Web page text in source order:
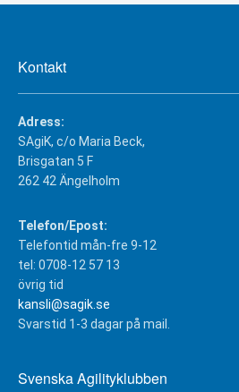
Kontakt
Adress:
SAgiK, c/o Maria Beck,
Brisgatan 5 F
262 42 Ängelholm
Telefon/Epost:
Telefontid mån-fre 9-12
tel: 0708-12 57 13
övrig tid
kansli@sagik.se
Svarstid 1-3 dagar på mail.
Svenska Agilityklubben